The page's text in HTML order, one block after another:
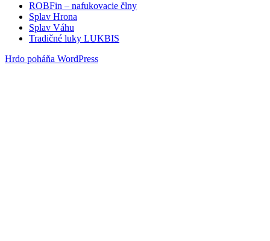
ROBFin – nafukovacie člny
Splav Hrona
Splav Váhu
Tradičné luky LUKBIS
Hrdo poháňa WordPress